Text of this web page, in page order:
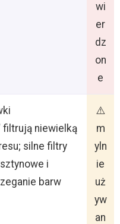
wi
er
dz
on
e
filtrują niewielką
silne filtry
i
barw
⚠️
m
yln
ie
uż
yw
an